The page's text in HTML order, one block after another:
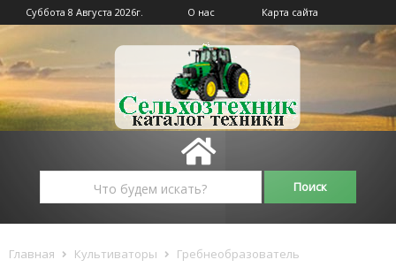
Суббота 8 Августа 2026г. О нас Карта сайта
Главная Культиваторы Гребнеобразователь